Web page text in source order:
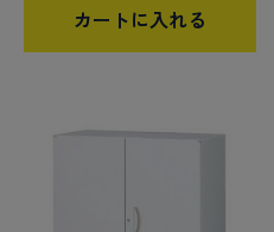
カートに入れる